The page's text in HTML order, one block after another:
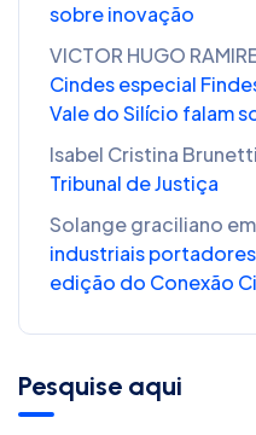
sobre inovação
VICTOR HUGO
Cindes especial
Vale do Silício falam
Isabel Cristina Brunetti
Tribunal de Justiça
Solange graciliano em
industriais
edição do Conexão
Pesquise aqui